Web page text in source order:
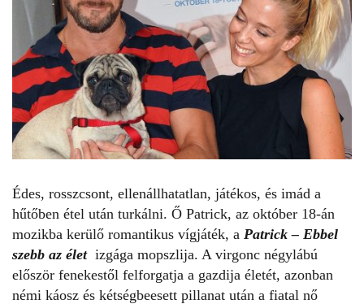
Édes, rosszcsont, ellenállhatatlan, játékos, és imád a
hűtőben étel után turkálni. Ő Patrick, az október 18-án
mozikba kerülő romantikus vígjáték, a Patrick – Ebbel
szebb az életizgága mopszlija. A virgonc négylábú
először fenekestől felforgatja a gazdija életét, azonban
némi káosz és kétségbeesett pillanat után a fiatal nő